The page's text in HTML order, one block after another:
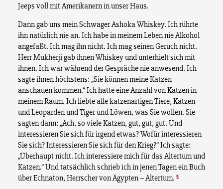
Jeeps voll mit Amerikanern in unser Haus.
Dann gab uns mein Schwager Ashoka Whiskey. Ich rührte
ihn natürlich nie an. Ich habe in meinem Leben nie Alkohol
angefaßt. Ich mag ihn nicht. Ich mag seinen Geruch nicht.
Herr Mukherji gab ihnen Whiskey und unterhielt sich mit
ihnen. Ich war während der Gespräche nie anwesend. Ich
sagte ihnen höchstens: „Sie können meine Katzen
anschauen kommen.“ Ich hatte eine Anzahl von Katzen in
meinem Raum. Ich liebte alle katzenartigen Tiere, Katzen
und Leoparden und Tiger und Löwen, was Sie wollen. Sie
sagten dann: „Ach, so viele Katzen, gut, gut, gut. Und
interessieren Sie sich für irgend etwas? Wofür interessieren
Sie sich? Interessieren Sie sich für den Krieg?“ Ich sagte:
„Überhaupt nicht. Ich interessiere mich für das Altertum und
Katzen.“ Und tatsächlich schrieb ich in jenen Tagen ein Buch
über Echnaton, Herrscher von Ägypten – Altertum. 5